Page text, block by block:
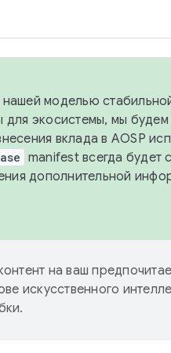
моделью
экосистемы, мы
вклада в AOSP
manifest всегда будет
дополнительной
на ваш
искусственного